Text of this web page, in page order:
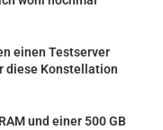
einen Testserver
diese Konstellation
und einer 500 GB